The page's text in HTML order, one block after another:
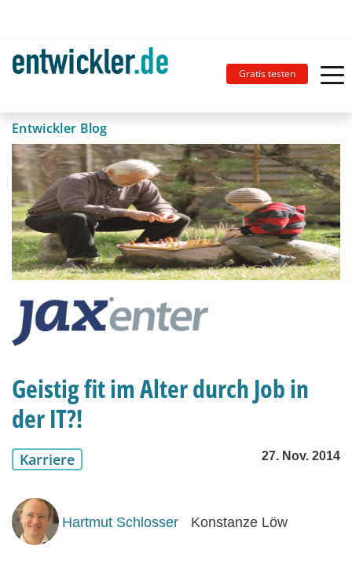
Gratis testen
Entwickler Blog
Geistig fit im Alter durch Job in
der IT?!
Karriere 27. Nov. 2014
Hartmut Schlosser Konstanze Löw